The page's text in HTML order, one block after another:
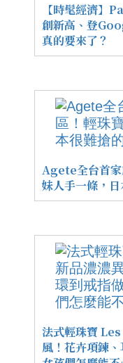
【時髦經濟】
創新高、登
真的要來了？
Agete全台首家
妹人手一條，日
法式輕珠寶
風！花卉項鍊